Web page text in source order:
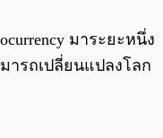
มาระยะหนึ่ง
ารถเปลี่ยนแปลงโลก